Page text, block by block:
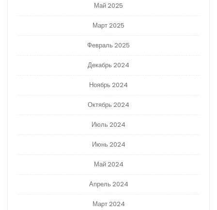
Май 2025
Март 2025
Февраль 2025
Декабрь 2024
Ноябрь 2024
Октябрь 2024
Июль 2024
Июнь 2024
Май 2024
Апрель 2024
Март 2024